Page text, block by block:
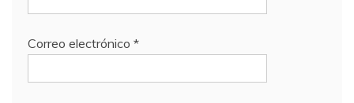
Correo electrónico *